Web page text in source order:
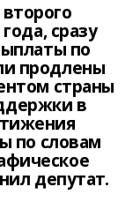
сразу
по
продлены
страны
в
по словам
депутат.